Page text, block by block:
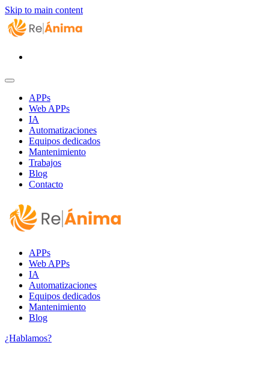
Skip to main content
APPs
Web APPs
IA
Automatizaciones
Equipos dedicados
Mantenimiento
Trabajos
Blog
Contacto
APPs
Web APPs
IA
Automatizaciones
Equipos dedicados
Mantenimiento
Blog
¿Hablamos?